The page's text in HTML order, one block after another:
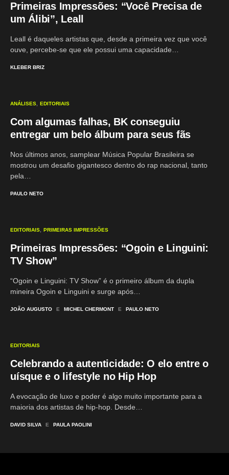
Primeiras Impressões: “Você Precisa de
um Álibi”, Leall
Leall é daqueles artistas que, desde a primeira vez que você
ouve, percebe-se que ele possui uma capacidade…
KLEBER BRIZ
ANÁLISES EDITORIAIS
Com algumas falhas, BK conseguiu
entregar um belo álbum para seus fãs
Nos últimos anos, samplear Música Popular Brasileira se
mostrou um desafio gigantesco dentro do rap nacional, tanto
pela…
PAULO NETO
EDITORIAIS PRIMEIRAS IMPRESSÕES
Primeiras Impressões: “Ogoin e Linguini:
TV Show”
“Ogoin e Linguini: TV Show” é o primeiro álbum da dupla
mineira Ogoin e Linguini e surge após…
JOÃO AUGUSTO E MICHEL CHERMONT E PAULO NETO
EDITORIAIS
Celebrando a autenticidade: O elo entre o
uísque e o lifestyle no Hip Hop
A evocação de luxo e poder é algo muito importante para a
maioria dos artistas de hip-hop. Desde…
DAVID SILVA E PAULA PAOLINI